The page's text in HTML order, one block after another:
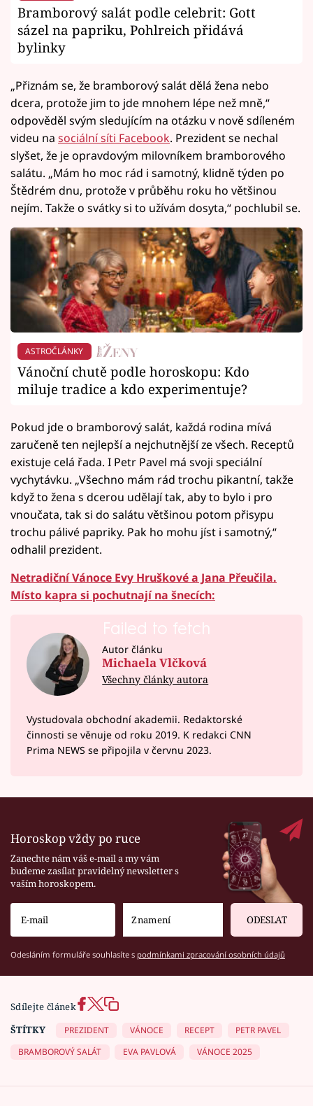
Bramborový salát podle celebrit: Gott
sázel na papriku, Pohlreich přidává
bylinky
„Přiznám se, že bramborový salát dělá žena nebo
dcera, protože jim to jde mnohem lépe než mně,“
odpověděl svým sledujícím na otázku v nově sdíleném
videu na sociální síti Facebook. Prezident se nechal
slyšet, že je opravdovým milovníkem bramborového
salátu. „Mám ho moc rád i samotný, klidně týden po
Štědrém dnu, protože v průběhu roku ho většinou
nejím. Takže o svátky si to užívám dosyta,“ pochlubil se.
ASTROČLÁNKY
Vánoční chutě podle horoskopu: Kdo
miluje tradice a kdo experimentuje?
Pokud jde o bramborový salát, každá rodina mívá
zaručeně ten nejlepší a nejchutnější ze všech. Receptů
existuje celá řada. I Petr Pavel má svoji speciální
vychytávku. „Všechno mám rád trochu pikantní, takže
když to žena s dcerou udělají tak, aby to bylo i pro
vnoučata, tak si do salátu většinou potom přisypu
trochu pálivé papriky. Pak ho mohu jíst i samotný,“
odhalil prezident.
Netradiční Vánoce Evy Hruškové a Jana Přeučila.
Místo kapra si pochutnají na šnecích:
Failed to fetch
Autor článku
Michaela Vlčková
Všechny články autora
Vystudovala obchodní akademii. Redaktorské
činnosti se věnuje od roku 2019. K redakci CNN
Prima NEWS se připojila v červnu 2023.
Horoskop vždy po ruce
Zanechte nám váš e-mail a my vám
budeme zasílat pravidelný newsletter s
vaším horoskopem.
ODESLAT
Odesláním formuláře souhlasíte s podmínkami zpracování osobních údajů
Sdílejte článek
ŠTÍTKY
PREZIDENT VÁNOCE RECEPT
PETR PAVEL
BRAMBOROVÝ SALÁT
EVA PAVLOVÁ VÁNOCE 2025